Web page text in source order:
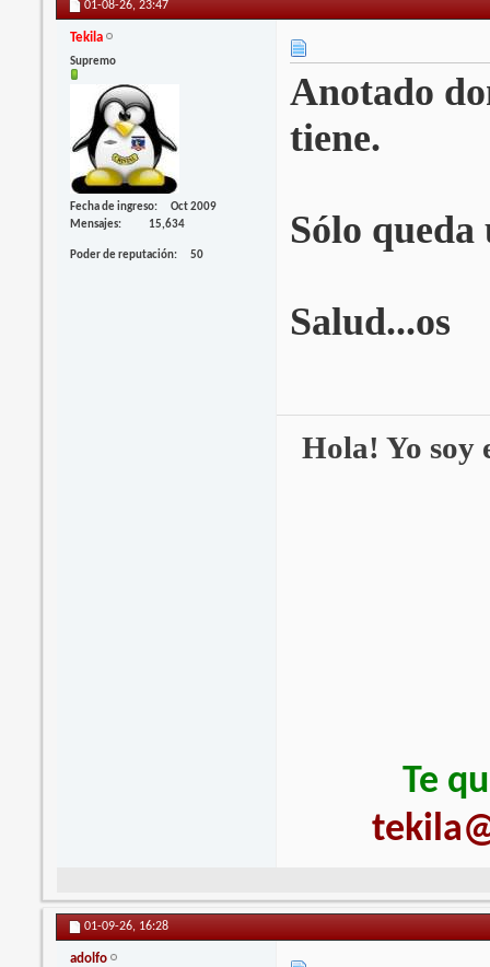
01-08-26,23:47
Tekila
Supremo
Fecha de ingreso
Oct 2009
Mensajes
15,634
Poder de reputación 50
Anotado
tiene.
Sólo
Salud...os
Hola! Yo soy
Te
01-09-26, 16:28
adolfo